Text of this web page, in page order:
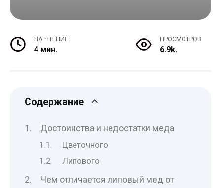
НА ЧТЕНИЕ
4 мин.
ПРОСМОТРОВ
6.9k.
Содержание
Достоинства и недостатки меда
Цветочного
Липового
Чем отличается липовый мед от